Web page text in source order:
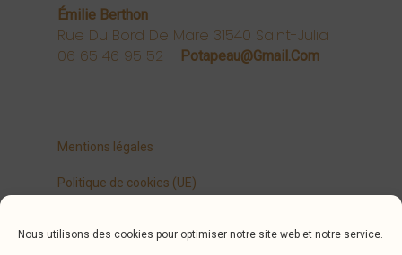
Nous utilisons des cookies pour optimiser notre site web et notre service.
Émilie Berthon
Rue Du Bord De Mare 31540 Saint-Julia
06 65 46 95 52 – Potapeau@gmail.com
Mentions légales
Politique de cookies (UE)
Conception graphique (jö) www.jo-o.fr